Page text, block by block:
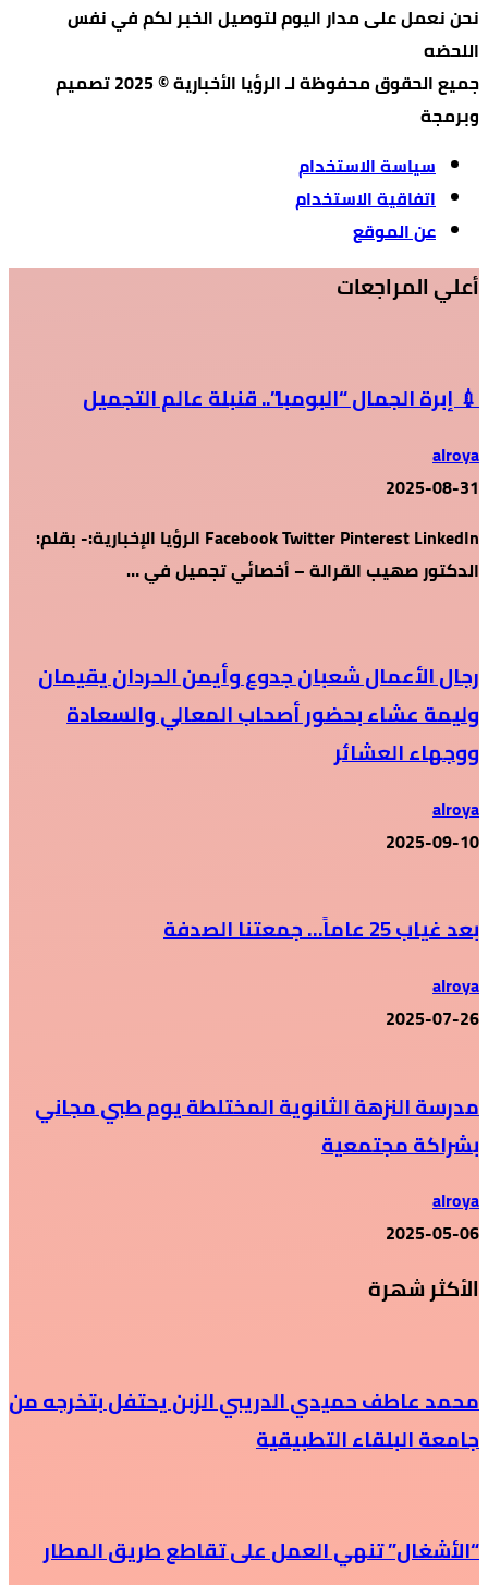
نحن نعمل على مدار اليوم لتوصيل الخبر لكم في نفس
اللحضه
جميع الحقوق محفوظة لـ الرؤيا الأخبارية © 2025 تصميم
وبرمجة
سياسة الاستخدام
اتفاقية الاستخدام
عن الموقع
أعلي المراجعات
💉 إبرة الجمال “البومبا”.. قنبلة عالم التجميل
alroya
2025-08-31
Facebook Twitter Pinterest LinkedIn الرؤيا الإخبارية:- بقلم:
الدكتور صهيب القرالة – أخصائي تجميل في …
رجال الأعمال شعبان جدوع وأيمن الحردان يقيمان
وليمة عشاء بحضور أصحاب المعالي والسعادة
ووجهاء العشائر
alroya
2025-09-10
بعد غياب 25 عاماً… جمعتنا الصدفة
alroya
2025-07-26
مدرسة النزهة الثانوية المختلطة يوم طبي مجاني
بشراكة مجتمعية
alroya
2025-05-06
الأكثر شهرة
محمد عاطف حميدي الدريبي الزبن يحتفل بتخرجه من
جامعة البلقاء التطبيقية
“الأشغال” تنهي العمل على تقاطع طريق المطار